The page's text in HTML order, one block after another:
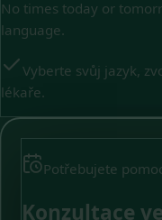
No times today or
language.
Vyberte svůj jazyk,
lékaře.
Potřebujete
Konzultace